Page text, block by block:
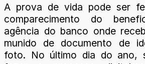
A prova de vida pode ser
comparecimento do
agência do banco onde
munido de documento de
foto. No último dia do ano,